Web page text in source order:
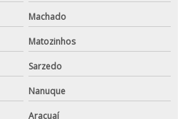
Machado
Matozinhos
Sarzedo
Nanuque
Araçuaí